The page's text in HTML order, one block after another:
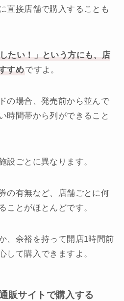
直接店舗で購入することも
たい！」という方にも、店
すめですよ。
の場合、発売前から並んで
時間帯から列ができること
設ごとに異なります。
の有無など、店舗ごとに何
ことがほとんどです。
、余裕を持って開店1時間前
して購入できますよ。
販サイトで購入する